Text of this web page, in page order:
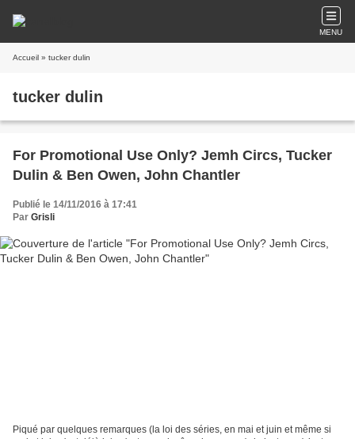
MENU
Accueil » tucker dulin
tucker dulin
For Promotional Use Only? Jemh Circs, Tucker
Dulin & Ben Owen, John Chantler
Publié le 14/11/2016 à 17:41
Par Grisli
Piqué par quelques remarques (la loi des séries, en mai et juin et même si